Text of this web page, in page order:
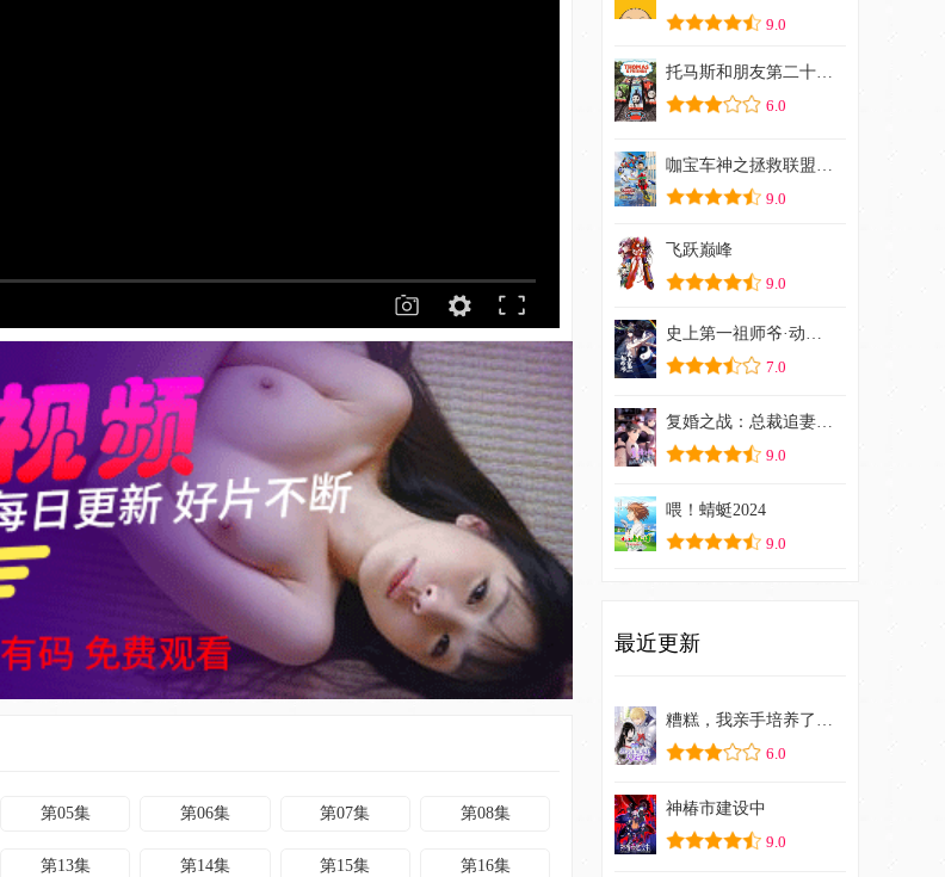
第05集 第06集 第07集 第08集
第13集 第14集 第15集 第16集
9.0
托马斯和朋友第二十一季
6.0
9.0
飞跃巅峰
9.0
史上第一祖师爷·动态漫
7.0
复婚之战：总裁追妻路漫漫动态漫画
9.0
喂！蜻蜓2024
9.0
最近更新
糟糕，我亲手培养了大反派！
6.0
神椿市建设中
9.0